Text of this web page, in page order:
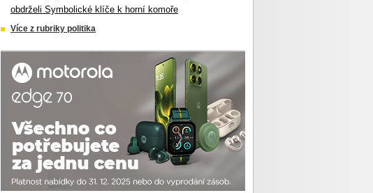
obdrželi Symbolické klíče k horní komoře
Více z rubriky politika